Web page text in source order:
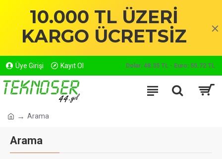
10.000 TL ÜZERİ
KARGO ÜCRETSİZ
Üye Girişi Kayıt Ol Dolar: 48.35 TL - Euro: 55.72 TL
Arama
Arama